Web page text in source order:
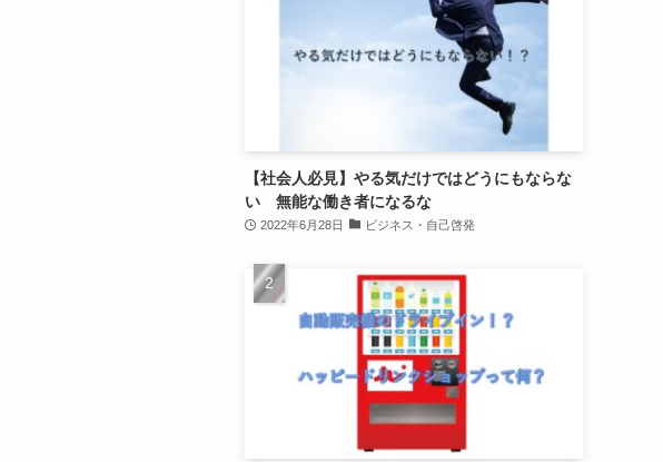
【社会人必見】やる気だけではどうにもならな
い 無能な働き者になるな
2022年6月28日 ビジネス・自己啓発